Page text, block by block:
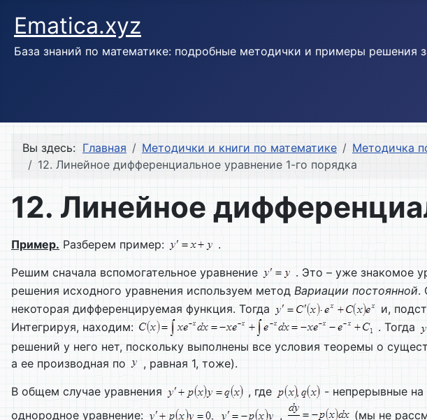
Ematica.xyz
База знаний по математике: подробные методички и примеры решения
Вы здесь: Главная Методички и книги по математике
Методичка
12. Линейное дифференциальное уравнение 1-го порядка
12. Линейное
Пример. Разберем пример: .
Решим сначала вспомогательное уравнение . Это – уже знакомое
решения исходного уравнения используем метод Вариации постоянной.
некоторая дифференцируемая функция. Тогда
и,
Интегрируя, находим:
. Тогда
решений у него нет, поскольку выполнены все условия теоремы о
а ее производная по
, равная 1, тоже).
В общем случае уравнения
, где - непрерывные на
однородное уравнение:
, (мы не